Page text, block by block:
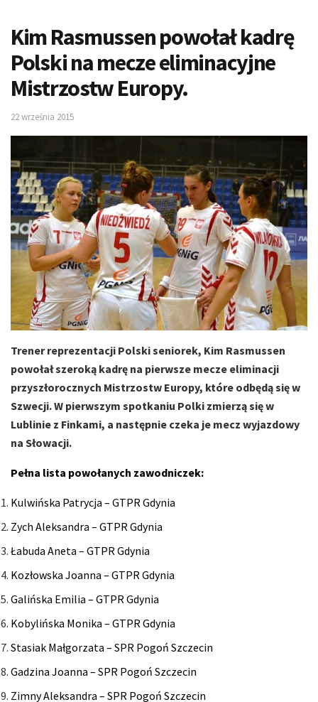
Kim Rasmussen powołał kadrę
Polski na mecze eliminacyjne
Mistrzostw Europy.
22 września 2015
Trener reprezentacji Polski seniorek, Kim Rasmussen
powołał szeroką kadrę na pierwsze mecze eliminacji
przyszłorocznych Mistrzostw Europy, które odbędą się w
Szwecji. W pierwszym spotkaniu Polki zmierzą się w
Lublinie z Finkami, a następnie czeka je mecz wyjazdowy
na Słowacji.
Pełna lista powołanych zawodniczek:
Kulwińska Patrycja – GTPR Gdynia
Zych Aleksandra – GTPR Gdynia
Łabuda Aneta – GTPR Gdynia
Kozłowska Joanna – GTPR Gdynia
Galińska Emilia – GTPR Gdynia
Kobylińska Monika – GTPR Gdynia
Stasiak Małgorzata – SPR Pogoń Szczecin
Gadzina Joanna – SPR Pogoń Szczecin
Zimny Aleksandra – SPR Pogoń Szczecin